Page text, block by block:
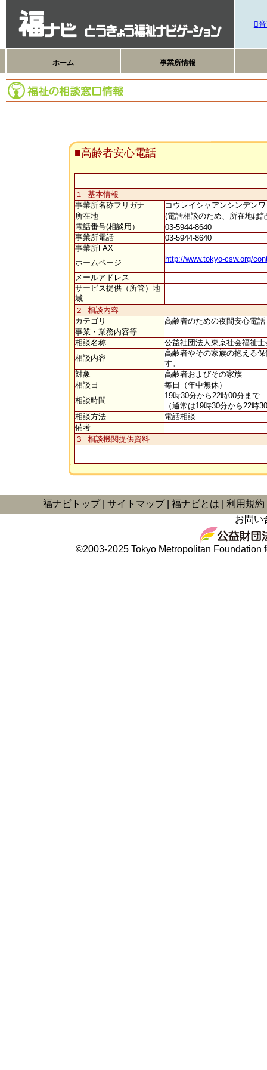
ホーム 事業所情報
■高齢者安心電話
１ 基本情報
事業所名称フリガナ
コウレイシャアンシンデン
所在地
(電話相談のため、所在地は
電話番号(相談用）
03-5944-8640
事業所電話
03-5944-8640
事業所FAX
ホームページ
http://www.tokyo-csw.org/
メールアドレス
サービス提供（所管）地
域
２ 相談内容
カテゴリ
高齢者のための夜間安心電
事業・業務内容等
相談名称
公益社団法人東京社会福祉
相談内容
高齢者やその家族の抱える
す。
対象
高齢者およびその家族
相談日
毎日（年中無休）
相談時間
19時30分から22時00分まで
（通常は19時30分から22時
相談方法
電話相談
備考
３ 相談機関提供資料
福ナビトップ サイトマップ 福ナビとは
利用規約
お問い
©2003-2025 Tokyo Metropolitan